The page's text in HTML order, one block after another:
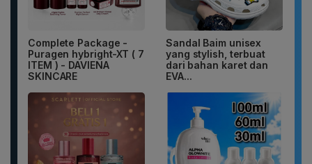
Complete Package -
Puragen hybright-XT ( 7
ITEM ) - DAVIENA
SKINCARE
Sandal Baim unisex
yang stylish, terbuat
dari bahan karet dan
EVA...